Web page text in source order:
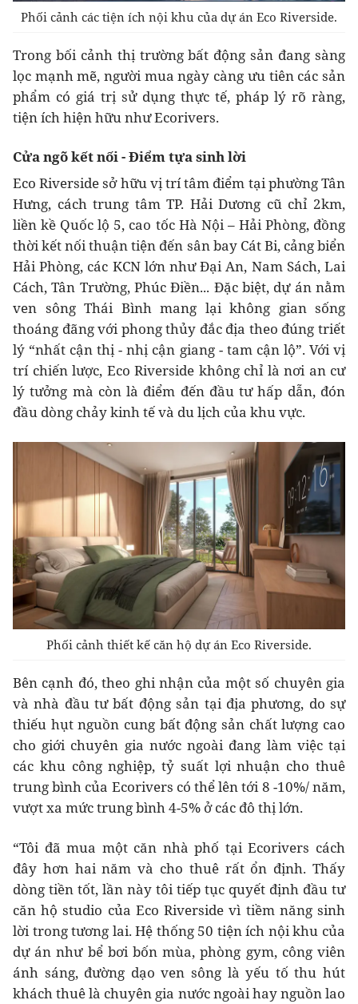
Phối cảnh các tiện ích nội khu của dự án Eco Riverside.
Trong bối cảnh thị trường bất động sản đang sàng
lọc mạnh mẽ, người mua ngày càng ưu tiên các sản
phẩm có giá trị sử dụng thực tế, pháp lý rõ ràng,
tiện ích hiện hữu như Ecorivers.
Cửa ngõ kết nối - Điểm tựa sinh lời
Eco Riverside sở hữu vị trí tâm điểm tại phường Tân
Hưng, cách trung tâm TP. Hải Dương cũ chỉ 2km,
liền kề Quốc lộ 5, cao tốc Hà Nội – Hải Phòng, đồng
thời kết nối thuận tiện đến sân bay Cát Bi, cảng biển
Hải Phòng, các KCN lớn như Đại An, Nam Sách, Lai
Cách, Tân Trường, Phúc Điền... Đặc biệt, dự án nằm
ven sông Thái Bình mang lại không gian sống
thoáng đãng với phong thủy đắc địa theo đúng triết
lý “nhất cận thị - nhị cận giang - tam cận lộ”. Với vị
trí chiến lược, Eco Riverside không chỉ là nơi an cư
lý tưởng mà còn là điểm đến đầu tư hấp dẫn, đón
đầu dòng chảy kinh tế và du lịch của khu vực.
Phối cảnh thiết kế căn hộ dự án Eco Riverside.
Bên cạnh đó, theo ghi nhận của một số chuyên gia
và nhà đầu tư bất động sản tại địa phương, do sự
thiếu hụt nguồn cung bất động sản chất lượng cao
cho giới chuyên gia nước ngoài đang làm việc tại
các khu công nghiệp, tỷ suất lợi nhuận cho thuê
trung bình của Ecorivers có thể lên tới 8 -10%/ năm,
vượt xa mức trung bình 4-5% ở các đô thị lớn.
“Tôi đã mua một căn nhà phố tại Ecorivers cách
đây hơn hai năm và cho thuê rất ổn định. Thấy
dòng tiền tốt, lần này tôi tiếp tục quyết định đầu tư
căn hộ studio của Eco Riverside vì tiềm năng sinh
lời trong tương lai. Hệ thống 50 tiện ích nội khu của
dự án như bể bơi bốn mùa, phòng gym, công viên
ánh sáng, đường dạo ven sông là yếu tố thu hút
khách thuê là chuyên gia nước ngoài hay nguồn lao